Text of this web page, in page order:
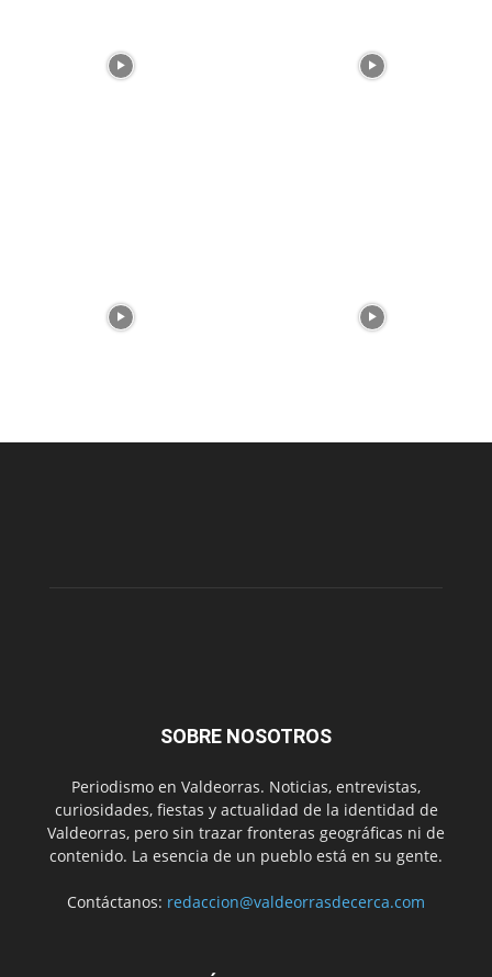
SOBRE NOSOTROS
Periodismo en Valdeorras. Noticias, entrevistas,
curiosidades, fiestas y actualidad de la identidad de
Valdeorras, pero sin trazar fronteras geográficas ni de
contenido. La esencia de un pueblo está en su gente.
Contáctanos: redaccion@valdeorrasdecerca.com